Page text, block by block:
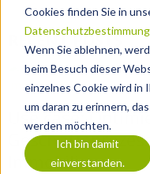
Cookies finden Sie in
Wenn Sie ablehnen,
beim Besuch dieser
einzelnes Cookie wird in
um daran zu erinnern,
werden möchten.
Ich bin damit
einverstanden.
RECENT POSTS
Use case:
Immobilien